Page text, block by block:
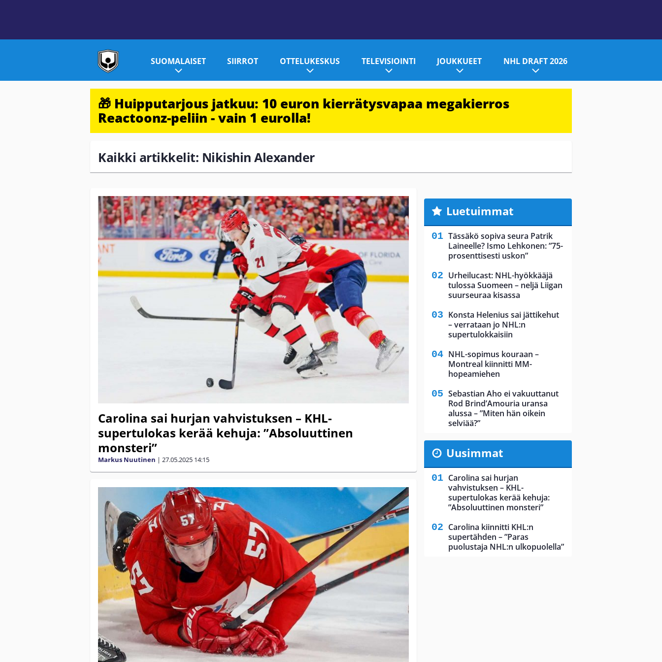
SUOMALAISET SIIRROT OTTELUKESKUS TELEVISIOINTI JOUKKUEET NHL DRAFT 2026
🎁 Huipputarjous jatkuu: 10 euron kierrätysvapaa megakierros
Reactoonz-peliin - vain 1 eurolla!
Kaikki artikkelit: Nikishin Alexander
Carolina sai hurjan vahvistuksen – KHL-
supertulokas kerää kehuja: ”Absoluuttinen
monsteri”
Markus Nuutinen | 27.05.2025 14:15
Luetuimmat
Tässäkö sopiva seura Patrik
Laineelle? Ismo Lehkonen: ”75-
prosenttisesti uskon”
Urheilucast: NHL-hyökkääjä
tulossa Suomeen – neljä Liigan
suurseuraa kisassa
Konsta Helenius sai jättikehut
– verrataan jo NHL:n
supertulokkaisiin
NHL-sopimus kouraan –
Montreal kiinnitti MM-
hopeamiehen
Sebastian Aho ei vakuuttanut
Rod Brind’Amouria uransa
alussa – ”Miten hän oikein
selviää?”
Uusimmat
Carolina sai hurjan
vahvistuksen – KHL-
supertulokas kerää kehuja:
”Absoluuttinen monsteri”
Carolina kiinnitti KHL:n
supertähden – ”Paras
puolustaja NHL:n ulkopuolella”